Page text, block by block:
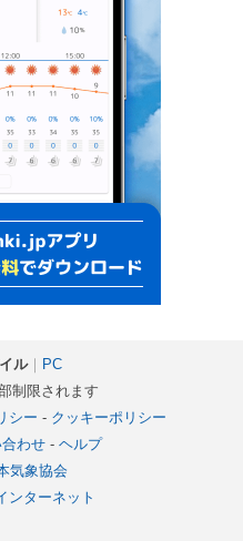
ル｜ PC
制限されます
シー - クッキーポリシー
わせ- ヘルプ
気象協会
ンターネット